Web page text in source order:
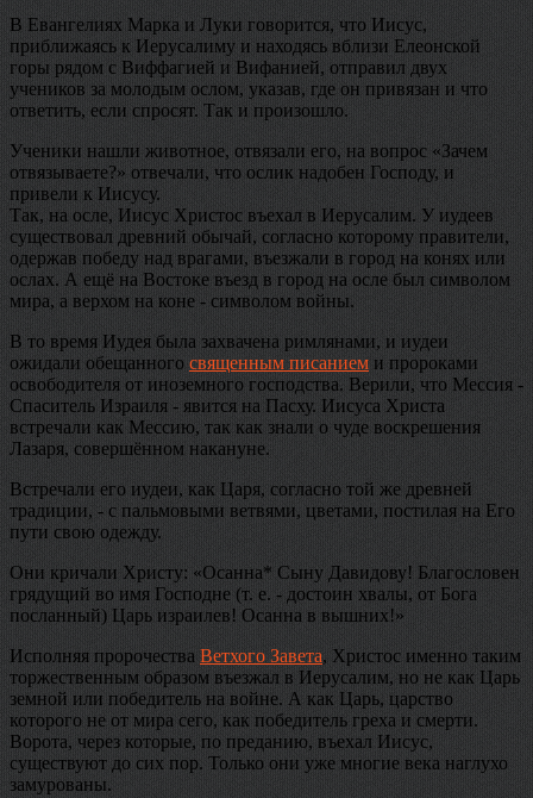
В Евангелиях Марка и Луки говорится, что Иисус,
приближаясь к Иерусалиму и находясь вблизи Елеонской
горы рядом с Виффагией и Вифанией, отправил двух
учеников за молодым ослом, указав, где он привязан и что
ответить, если спросят. Так и произошло.
Ученики нашли животное, отвязали его, на вопрос «Зачем
отвязываете?» отвечали, что ослик надобен Господу, и
привели к Иисусу.
Так, на осле, Иисус Христос въехал в Иерусалим. У иудеев
существовал древний обычай, согласно которому правители,
одержав победу над врагами, въезжали в город на конях или
ослах. А ещё на Востоке въезд в город на осле был символом
мира, а верхом на коне - символом войны.
В то время Иудея была захвачена римлянами, и иудеи
ожидали обещанного священным писанием и пророками
освободителя от иноземного господства. Верили, что Мессия -
Спаситель Израиля - явится на Пасху. Иисуса Христа
встречали как Мессию, так как знали о чуде воскрешения
Лазаря, совершённом накануне.
Встречали его иудеи, как Царя, согласно той же древней
традиции, - с пальмовыми ветвями, цветами, постилая на Его
пути свою одежду.
Они кричали Христу: «Осанна* Сыну Давидову! Благословен
грядущий во имя Господне (т. е. - достоин хвалы, от Бога
посланный) Царь израилев! Осанна в вышних!»
Исполняя пророчества Ветхого Завета, Христос именно таким
торжественным образом въезжал в Иерусалим, но не как Царь
земной или победитель на войне. А как Царь, царство
которого не от мира сего, как победитель греха и смерти.
Ворота, через которые, по преданию, въехал Иисус,
существуют до сих пор. Только они уже многие века наглухо
замурованы.